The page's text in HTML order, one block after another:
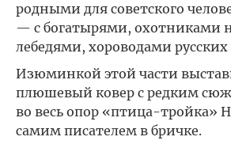
родными для советского
— с богатырями, охотниками
лебедями, хороводами
Изюминкой этой части
плюшевый ковер с редким
во весь опор «птица-тройка»
самим писателем в бричке.